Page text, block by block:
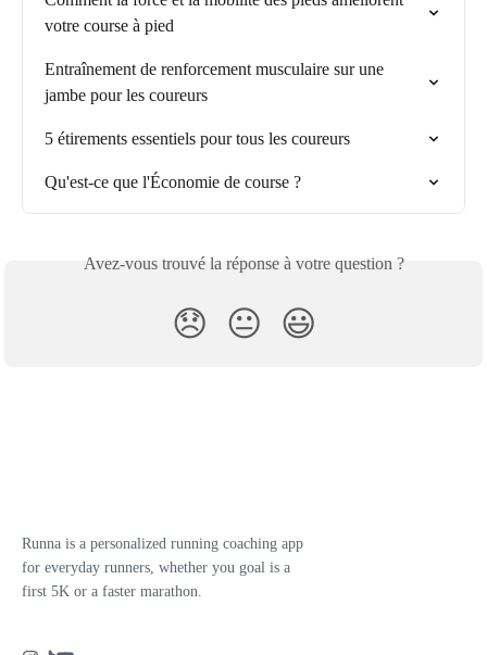
votre course à pied
Entraînement de renforcement musculaire sur une
jambe pour les coureurs
5 étirements essentiels pour tous les coureurs
Qu'est-ce que l'Économie de course ?
Avez-vous trouvé la réponse à votre question ?
😞 😐 😃
Runna is a personalized running coaching app
for everyday runners, whether you goal is a
first 5K or a faster marathon.